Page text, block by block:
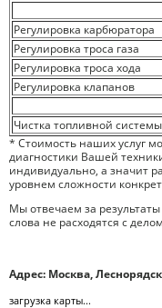
Регулировка карбюратора
Регулировка троса газа
Регулировка троса хода
Регулировка клапанов
Чистка топливной системы
* Стоимость наших услуг
диагностики Вашей
индивидуально, а значит
уровнем сложности
Мы отвечаем за
слова не расходятся с
Адрес: Москва,
загрузка карты...